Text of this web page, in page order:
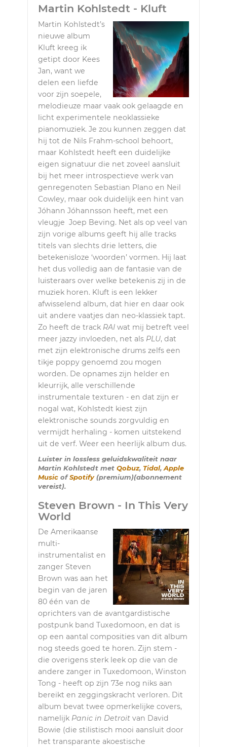
Martin Kohlstedt - Kluft
Martin Kohlstedt’s
nieuwe album
Kluft kreeg ik
getipt door Kees
Jan, want we
delen een liefde
voor zijn soepele,
melodieuze maar vaak ook gelaagde en
licht experimentele neoklassieke
pianomuziek. Je zou kunnen zeggen dat
hij tot de Nils Frahm-school behoort,
maar Kohlstedt heeft een duidelijke
eigen signatuur die net zoveel aansluit
bij het meer introspectieve werk van
genregenoten Sebastian Plano en Neil
Cowley, maar ook duidelijk een hint van
Jóhann Jóhannsson heeft, met een
vleugje Joep Beving. Net als op veel van
zijn vorige albums geeft hij alle tracks
titels van slechts drie letters, die
betekenisloze ‘woorden’ vormen. Hij laat
het dus volledig aan de fantasie van de
luisteraars over welke betekenis zij in de
muziek horen. Kluft is een lekker
afwisselend album, dat hier en daar ook
uit andere vaatjes dan neo-klassiek tapt.
Zo heeft de track RAI wat mij betreft veel
meer jazzy invloeden, net als PLU, dat
met zijn elektronische drums zelfs een
tikje poppy genoemd zou mogen
worden. De opnames zijn helder en
kleurrijk, alle verschillende
instrumentale texturen - en dat zijn er
nogal wat, Kohlstedt kiest zijn
elektronische sounds zorgvuldig en
vermijdt herhaling - komen uitstekend
uit de verf. Weer een heerlijk album dus.
Luister in lossless geluidskwaliteit naar
Martin Kohlstedt met Qobuz, Tidal, Apple
Music ofSpotify(premium)(abonnement
vereist).
Steven Brown - In This Very
World
De Amerikaanse
multi-
instrumentalist en
zanger Steven
Brown was aan het
begin van de jaren
80 één van de
oprichters van de avantgardistische
postpunk band Tuxedomoon, en dat is
op een aantal composities van dit album
nog steeds goed te horen. Zijn stem -
die overigens sterk leek op die van de
andere zanger in Tuxedomoon, Winston
Tong - heeft op zijn 73e nog niks aan
bereikt en zeggingskracht verloren. Dit
album bevat twee opmerkelijke covers,
namelijk Panic in Detroit van David
Bowie (die stilistisch mooi aansluit door
het transparante akoestische